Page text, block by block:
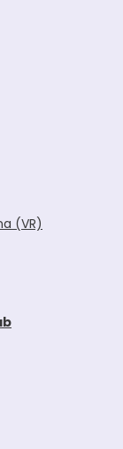
(VR)